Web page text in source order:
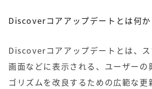
Discoverコアアップデートとは何か
Discoverコアアップデートとは、
画面などに表示される、ユーザー
ゴリズムを改良するための広範な